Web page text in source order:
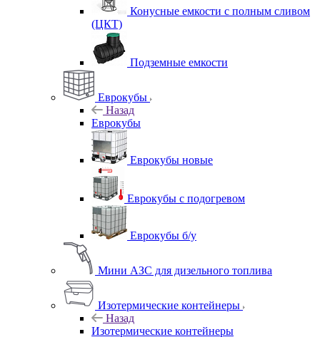
Конусные емкости с полным сливом
(ЦКТ)
Подземные емкости
Еврокубы
Назад
Еврокубы
Еврокубы новые
Еврокубы с подогревом
Еврокубы б/у
Мини АЗС для дизельного топлива
Изотермические контейнеры
Назад
Изотермические контейнеры